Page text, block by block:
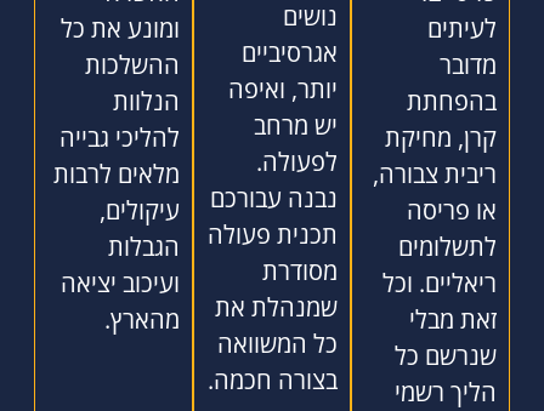
לעיתים
מדובר
בהפחתת
קרן, מחיקת
ריבית צבורה,
או פריסה
לתשלומים
ריאליים. וכל
זאת מבלי
שנרשם כל
הליך רשמי
נושים
אגרסיביים
יותר, ואיפה
יש מרחב
לפעולה.
נבנה עבורכם
תכנית פעולה
מסודרת
שמנהלת את
כל המשוואה
בצורה חכמה.
ומונע את כל
ההשלכות
הנלוות
להליכי גבייה
מלאים לרבות
עיקולים,
הגבלות
ועיכוב יציאה
מהארץ.